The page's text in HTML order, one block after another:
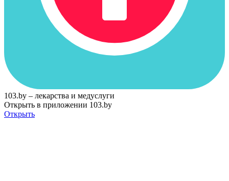
103.by – лекарства и медуслуги
Открыть в приложении 103.by
Открыть